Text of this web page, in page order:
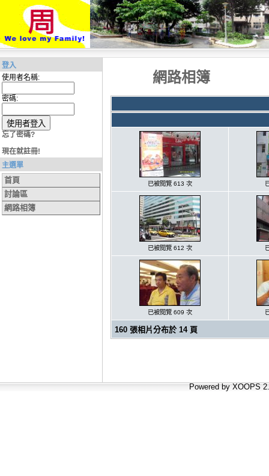
登入
使用者名稱:
密碼:
忘了密碼?
現在就註冊!
主選單
首頁
討論區
網路相簿
網路相簿
已被閱覽 613 次
已被閱覽 612 次
已被閱覽 609 次
160 張相片分布於 14 頁
Powered by XOOPS